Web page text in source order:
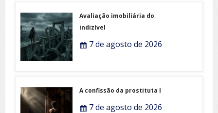
Avaliação imobiliária do
indizível
7 de agosto de 2026
A confissão da prostituta I
7 de agosto de 2026